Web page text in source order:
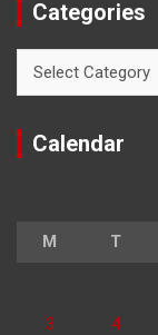
Categories
Calendar
M T
3 4